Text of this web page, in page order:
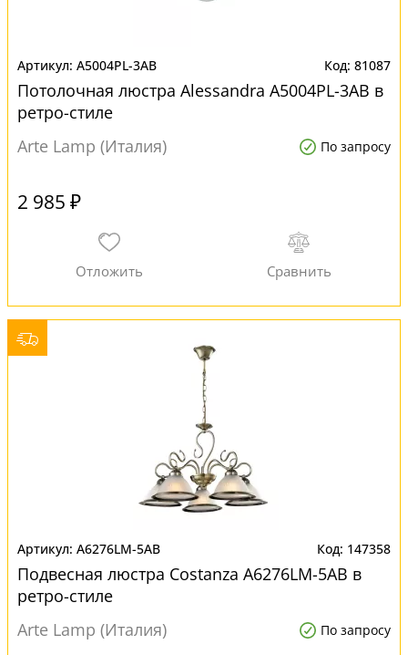
A5004PL-3AB 81087
Потолочная люстра Alessandra A5004PL-3AB в
ретро-стиле
Arte Lamp (Италия)
По запросу
2 985 ₽
A6276LM-5AB 147358
Подвесная люстра Costanza A6276LM-5AB в
ретро-стиле
Arte Lamp (Италия)
По запросу